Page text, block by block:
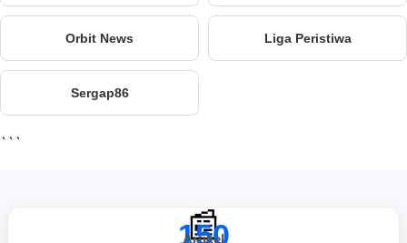
Orbit News Liga Peristiwa
Sergap86
```
📰
150
Artikel